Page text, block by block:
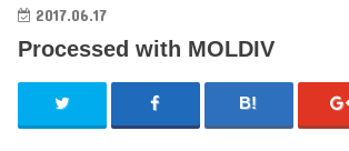
2017.06.17
Processed with MOLDIV